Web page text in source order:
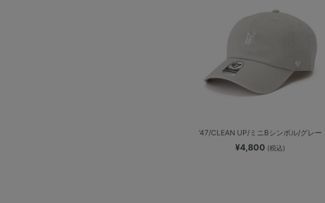
’47/CLEAN UP/ミニBシンボル/グレー
¥4,800 (税込)